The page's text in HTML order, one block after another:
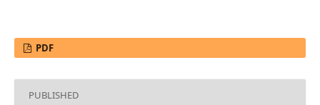
PDF
PUBLISHED